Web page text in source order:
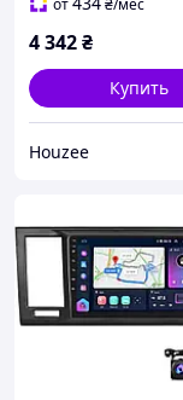
от ₴/мес
4 342₴
Купить
Houzee